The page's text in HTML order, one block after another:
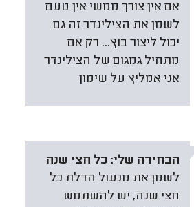
אם אין צורך ממשי אין טעם
לשמן את הצילינדר זה גם
יכול ליצור בוץ... רק אם
מתחיל גמגום של הצילינדר
אני אמליץ על שימון
הבחירה שלי: כל חצי שנה
לשמן את מנעול הדלת כל
חצי שנה, יש להשתמש